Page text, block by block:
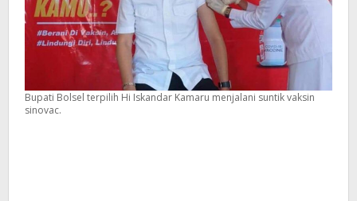
Bupati Bolsel terpilih Hi Iskandar Kamaru menjalani suntik vaksin
sinovac.